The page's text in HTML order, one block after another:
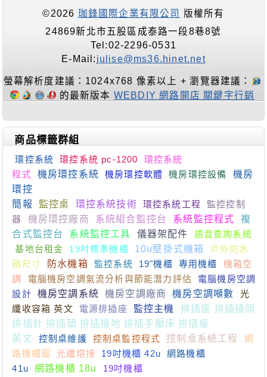
©2026 珈鋒國際企業有限公司
版權所有
24869新北市五股區成泰路一段8巷8號
Tel:02-2296-0531
E-Mail: julise@ms36.hinet.net
螢幕解析度建議：1024x768 像素以上 + 瀏覽器建議：
的最新版本 WEBDIY 網路開店 關鍵字行銷
商品標籤群組
環控系統 環控系統 pc-1200
環控系統
程式
機房環控系統 機房環控軟體 機房環控設備
機房
環控
簡報
監控桌 環控系統技術 環控系統工程
監控控制
器
機房環控廠商 系統組合監控台 系統監控程式
複
合式監控台
系統監控工具 儀器架配件
語音查詢系統
基地台租金
19吋標準機櫃 10u壁掛式機箱
戶外防水
箱尺寸
防水機箱 監控系統 19"機櫃 專用機櫃
機箱空
調
電腦機房空調氣流分析與節能潛力評估
電腦機房空調
設計
機房空調系統 機房空調廠商 機房空調噸數
光
纖收容箱 英文
電源排插座 監控主機
排插座 排插插頭
排插針 排插頭 排插接地 排插手壓床 排插座
英文
控制桌維護 控制桌監控程式 控制桌系統工程
網
路機櫃圖
光纖熔接 19吋機櫃 42u
網路機櫃
41u
網路機櫃 18u
19吋機櫃